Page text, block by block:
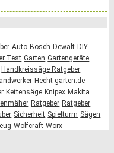
Auto Bosch Dewalt DIY
Test Garten Gartengeräte
Handkreissäge Ratgeber
Hecht-garten.de
Kettensäge Knipex Makita
Ratgeber Ratgeber
Sicherheit Spielturm Sägen
Wolfcraft Worx